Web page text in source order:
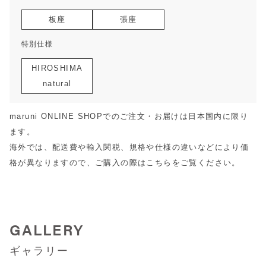
板座 張座
特別仕様
HIROSHIMA
natural
maruni ONLINE SHOPでのご注文・お届けは日本国内に限り
ます。
海外では、配送費や輸入関税、規格や仕様の違いなどにより価
格が異なりますので、ご購入の際は こちら をご覧ください。
GALLERY
ギャラリー